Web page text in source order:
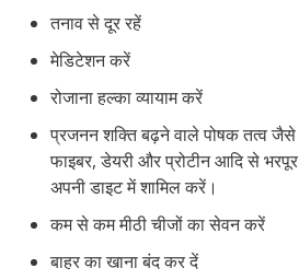
तनाव से दूर रहें
मेडिटेशन करें
रोजाना हल्का व्यायाम करें
प्रजनन शक्ति बढ़ने वाले पोषक तत्व
फाइबर, डेयरी और प्रोटीन आदि से
अपनी डाइट में शामिल करें।
कम से कम मीठी चीजों का सेवन करें
बाहर का खाना बंद कर दें